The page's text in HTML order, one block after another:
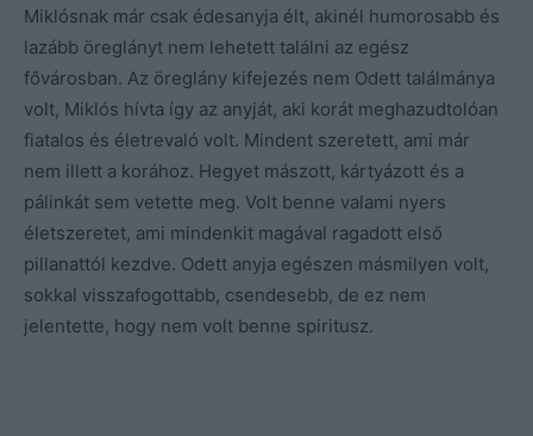
Miklósnak már csak édesanyja élt, akinél humorosabb és
lazább öreglányt nem lehetett találni az egész
fővárosban. Az öreglány kifejezés nem Odett találmánya
volt, Miklós hívta így az anyját, aki korát meghazudtolóan
fiatalos és életrevaló volt. Mindent szeretett, ami már
nem illett a korához. Hegyet mászott, kártyázott és a
pálinkát sem vetette meg. Volt benne valami nyers
életszeretet, ami mindenkit magával ragadott első
pillanattól kezdve. Odett anyja egészen másmilyen volt,
sokkal visszafogottabb, csendesebb, de ez nem
jelentette, hogy nem volt benne spiritusz.